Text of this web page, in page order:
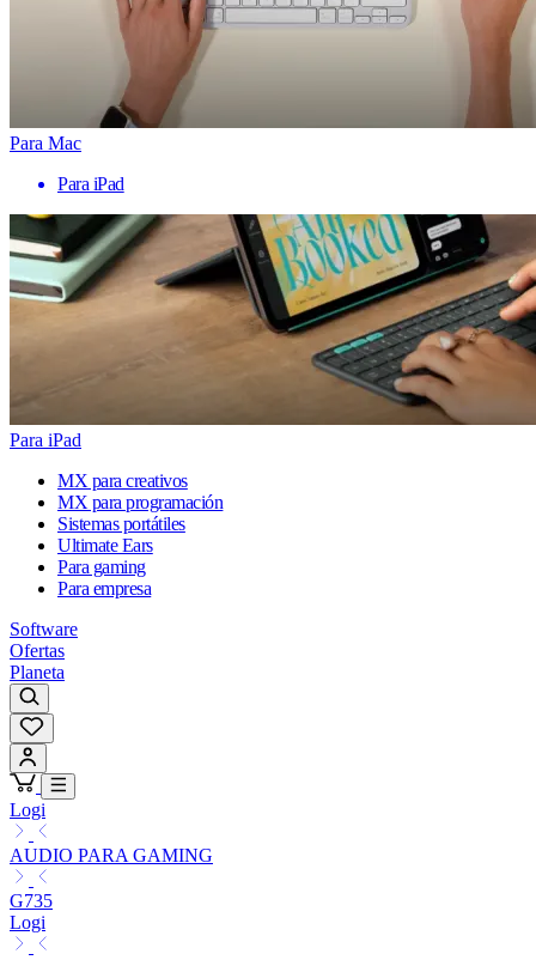
Para Mac
Para iPad
Para iPad
MX para creativos
MX para programación
Sistemas portátiles
Ultimate Ears
Para gaming
Para empresa
Software
Ofertas
Planeta
Logi
AUDIO PARA GAMING
G735
Logi